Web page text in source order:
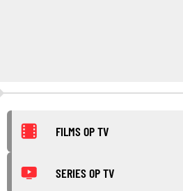
FILMS OP TV
SERIES OP TV